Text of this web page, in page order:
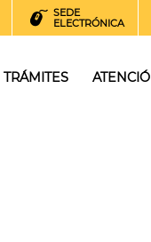
SEDE
ELECTRÓNICA
TRÁMITES